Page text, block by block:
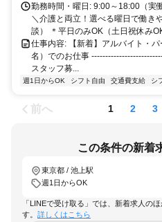
勤務時間・曜日: 9:00～18:00（実
＼介護と両立！選べる曜日で働き
談） ＊平日のみOK（土日祝休み
仕事内容: 【新着】アルバイト・
名）でのお仕事
スタッフ募...
週1日からOK シフト自由 交通費支給 シ
前へ 1 2 3
この条件の新着
東京都 / 池上駅
週1日からOK
「LINEで受け取る」では、新着求人の
す。 詳しくはこちら